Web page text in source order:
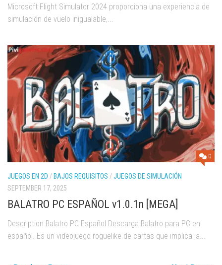
Microsoft Flight Simulator 2024 proporciona una experiencia de
simulación de vuelo inigualable,...
0
JUEGOS EN 2D / BAJOS REQUISITOS /JUEGOS DE SIMULACIÓN
SEPTEMBER 17, 2025
BALATRO PC ESPAÑOL v1.0.1n [MEGA]
Description Balatro PC Español Descarga Balatro para PC en
español. Es un videojuego roguelike de cartas que implica la...